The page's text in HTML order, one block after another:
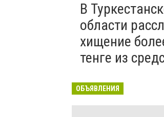
В
области
хищение
тенге из
ОБЪЯВЛЕНИЯ